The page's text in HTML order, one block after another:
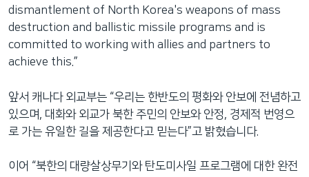
dismantlement of North Korea's weapons of mass
destruction and ballistic missile programs and is
committed to working with allies and partners to
achieve this.”
앞서 캐나다 외교부는 “우리는 한반도의 평화와 안보에 전념하고
있으며, 대화와 외교가 북한 주민의 안보와 안정, 경제적 번영으
로 가는 유일한 길을 제공한다고 믿는다”고 밝혔습니다.
이어 “북한의 대량살상무기와 탄도미사일 프로그램에 대한 완전